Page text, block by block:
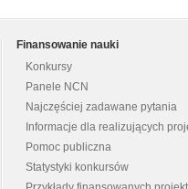
Finansowanie nauki
Konkursy
Panele NCN
Najczęściej zadawane pytania
Informacje dla realizujących
Pomoc publiczna
Statystyki konkursów